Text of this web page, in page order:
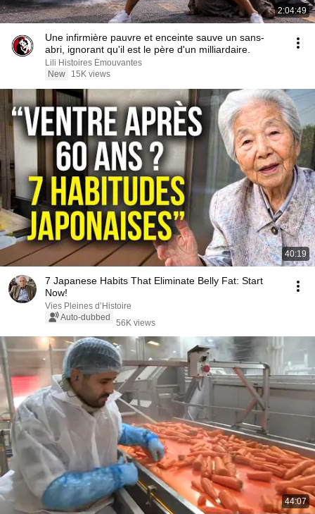
2:04:49
Une infirmière pauvre et enceinte sauve un sans-
abri, ignorant qu'il est le père d'un milliardaire.
Lili Histoires Émouvantes
New
15K views
40:19
7 Japanese Habits That Eliminate Belly Fat: Start
Now!
Vies Pleines d’Histoire
Auto-dubbed
56K views
44:07